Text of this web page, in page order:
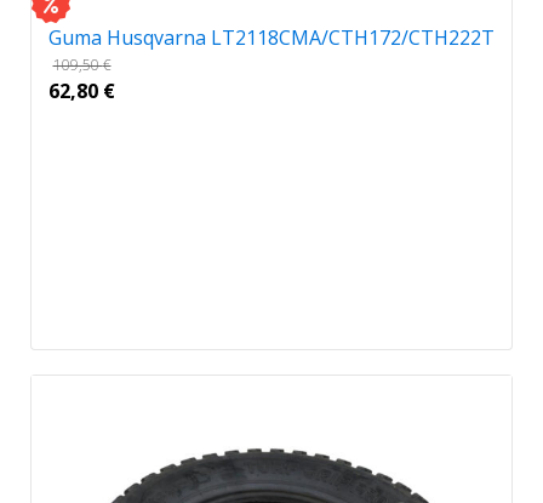
Guma Husqvarna LT2118CMA/CTH172/CTH222T
109,50€
62,80 €